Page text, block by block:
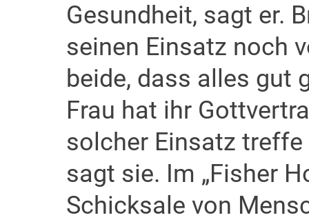
Gesundheit, sagt er.
seinen Einsatz noch
beide, dass alles gut
Frau hat ihr
solcher Einsatz
sagt sie. Im „Fisher
Schicksale von